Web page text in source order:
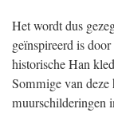
Het wordt dus
geïnspireerd is
historische Han
Sommige van deze
muurschilderingen